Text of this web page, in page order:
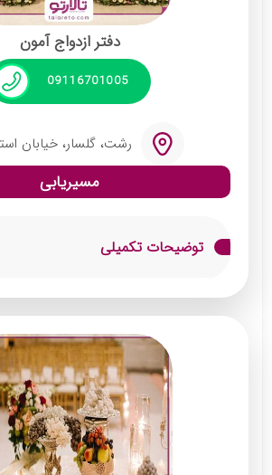
برگزاری مراسم به سبک ایرانی
طراحی سفره عقد و جایگاه عروس و
دفتر ازدواج آمون
09116701005
رشت، گلسار، خیابان
مسیریابی
توضیحات تکمیلی
خدمت همشهریان بوده و
مراسم‌های عقد و نامزدی است. این
خواندن خطبه عقد توسط
سرگرم‌کننده، دیزاین دلخواه و
عروس و داماد مجری مراسم‌ها